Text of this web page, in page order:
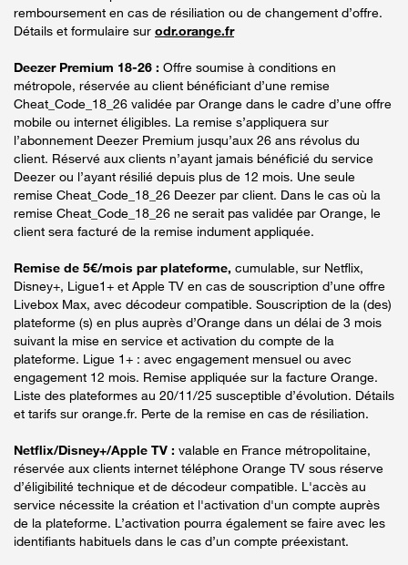
remboursement en cas de résiliation ou de changement d’offre.
Détails et formulaire sur odr.orange.fr
Deezer Premium 18-26 : Offre soumise à conditions en
métropole, réservée au client bénéficiant d’une remise
Cheat_Code_18_26 validée par Orange dans le cadre d’une offre
mobile ou internet éligibles. La remise s’appliquera sur
l’abonnement Deezer Premium jusqu’aux 26 ans révolus du
client. Réservé aux clients n’ayant jamais bénéficié du service
Deezer ou l’ayant résilié depuis plus de 12 mois. Une seule
remise Cheat_Code_18_26 Deezer par client. Dans le cas où la
remise Cheat_Code_18_26 ne serait pas validée par Orange, le
client sera facturé de la remise indument appliquée.
Remise de 5€/mois par plateforme, cumulable, sur Netflix,
Disney+, Ligue1+ et Apple TV en cas de souscription d’une offre
Livebox Max, avec décodeur compatible. Souscription de la (des)
plateforme (s) en plus auprès d’Orange dans un délai de 3 mois
suivant la mise en service et activation du compte de la
plateforme. Ligue 1+ : avec engagement mensuel ou avec
engagement 12 mois. Remise appliquée sur la facture Orange.
Liste des plateformes au 20/11/25 susceptible d’évolution. Détails
et tarifs sur orange.fr. Perte de la remise en cas de résiliation.
Netflix/Disney+/Apple TV : valable en France métropolitaine,
réservée aux clients internet téléphone Orange TV sous réserve
d’éligibilité technique et de décodeur compatible. L'accès au
service nécessite la création et l'activation d'un compte auprès
de la plateforme. L’activation pourra également se faire avec les
identifiants habituels dans le cas d’un compte préexistant.